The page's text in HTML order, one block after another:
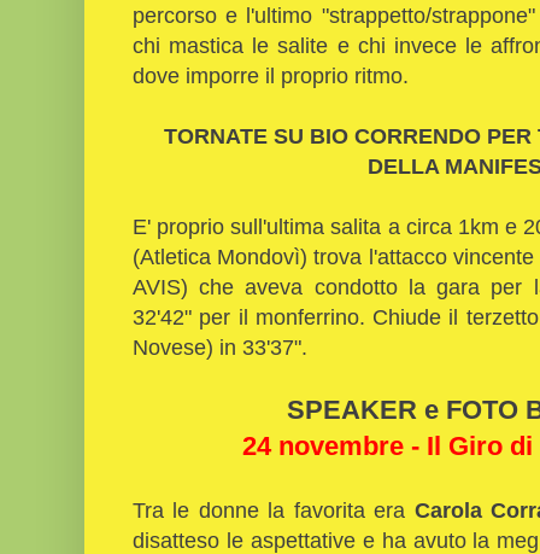
percorso e l'ultimo "strappetto/
chi mastica le salite e chi invece le
dove imporre il proprio ritmo.
TORNATE SU BIO CORRENDO
DELLA
E' proprio sull'ultima salita a circa 1km e
(Atletica Mondovì) trova l'attacco
AVIS) che aveva condotto la gara per
32'42" per il monferrino. Chiude il
Novese) in 33'37".
SPEAKER e FOTO
24 novembre - Il Giro
Tra le donne la favorita era Carola
disatteso le aspettative e ha avuto la